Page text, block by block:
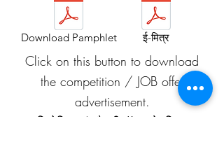
Download Pamphlet ई-मित्र
Click on this button to download
the competition / JOB offer
advertisement.
प्रतियोगिता / नौकरी-ऑफ़र के विज्ञापन